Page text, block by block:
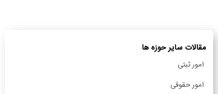
مقالات سایر حوزه ها
امور ثبتی
امور حقوقی